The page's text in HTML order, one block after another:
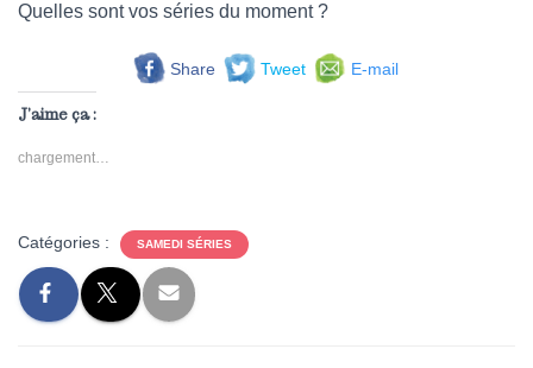
Quelles sont vos séries du moment ?
Share Tweet E-mail
J’aime ça :
chargement…
Catégories : SAMEDI SÉRIES